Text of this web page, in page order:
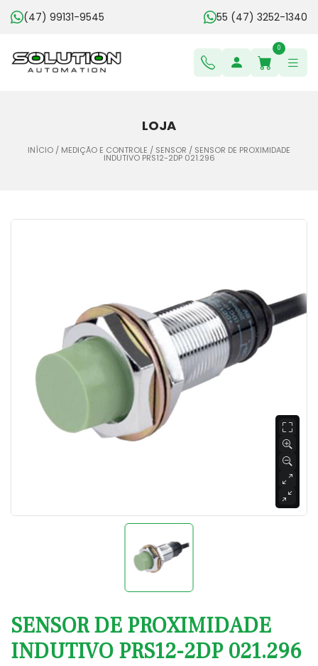
(47) 99131-9545 55 (47) 3252-1340
0
LOJA
INÍCIO / MEDIÇÃO E CONTROLE / SENSOR / SENSOR DE PROXIMIDADE
INDUTIVO PRS12-2DP 021.296
SENSOR DE PROXIMIDADE
INDUTIVO PRS12-2DP 021.296